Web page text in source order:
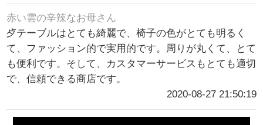
赤い雲の辛辣なお母さん
歺テーブルはとても綺麗で、椅子の色がとても明るく
て、ファッション的で実用的です。周りが丸くて、とて
も便利です。そして、カスタマーサービスもとても適切
で、信頼できる商店です。
2020-08-27 21:50:19